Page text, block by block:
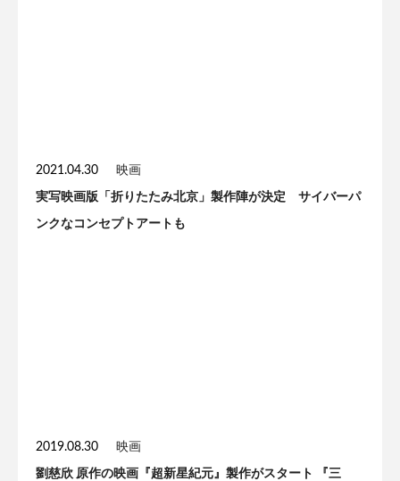
2021.04.30 映画
実写映画版「折りたたみ北京」製作陣が決定 サイバーパ
ンクなコンセプトアートも
2019.08.30 映画
劉慈欣 原作の映画『超新星紀元』製作がスタート 『三